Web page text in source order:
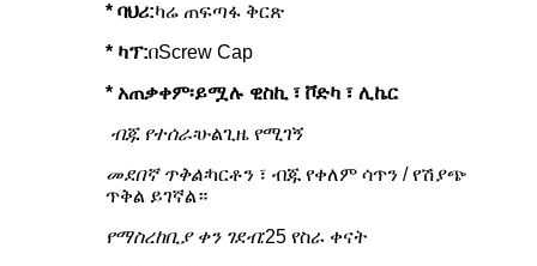
* ባህሪ:ካሬ ጠፍጣፋ ቅርጽ
* ካፕ:በScrew Cap
* አጠቃቀም፡ይሟሉ ዊስኪ ፣ ቮድካ ፣ ሊኬር
ብጁ የተሰራ፡ሁልጊዜ የሚገኝ
መደበኛ ጥቅል፡ካርቶን ፣ ብጁ የቀለም ሳጥን / የሽያጭ
ጥቅል ይገኛል።
የማስረከቢያ ቀን ገደብ:25 የስራ ቀናት